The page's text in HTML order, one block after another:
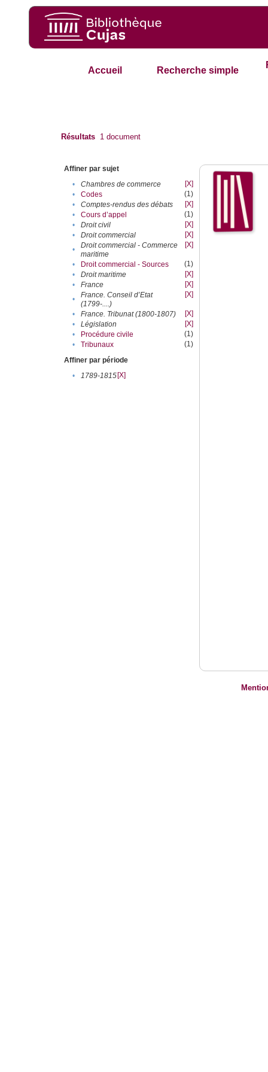
Accueil Recherche simple
Résultats 1 document
Affiner par sujet
•
Chambres de commerce
[X]
•
Codes
(1)
•
Comptes-rendus des débats
[X]
•
Cours d’appel
(1)
•
Droit civil
[X]
•
Droit commercial
[X]
•
Droit commercial - Commerce
maritime
[X]
• Droit commercial - Sources
(1)
•
Droit maritime
[X]
•
France
[X]
•
France. Conseil d’Etat
(1799-....)
[X]
• France. Tribunat (1800-1807)
[X]
•
Législation
[X]
•
Procédure civile
(1)
•
Tribunaux
(1)
Affiner par période
•
1789-1815[X]